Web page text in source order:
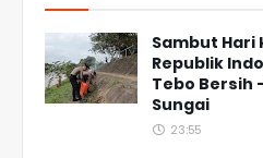
Sambut
Republik
Tebo Bersih
Sungai
23:55